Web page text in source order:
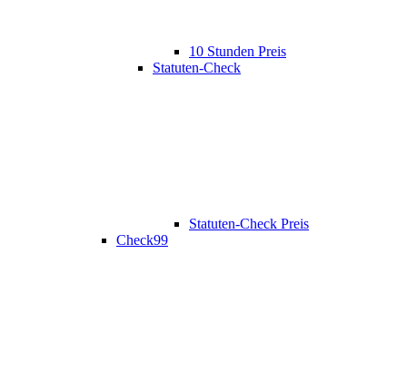
10 Stunden Preis
Statuten-Check
Statuten-Check Preis
Check99